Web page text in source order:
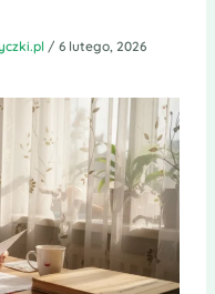
/ 6 lutego, 2026